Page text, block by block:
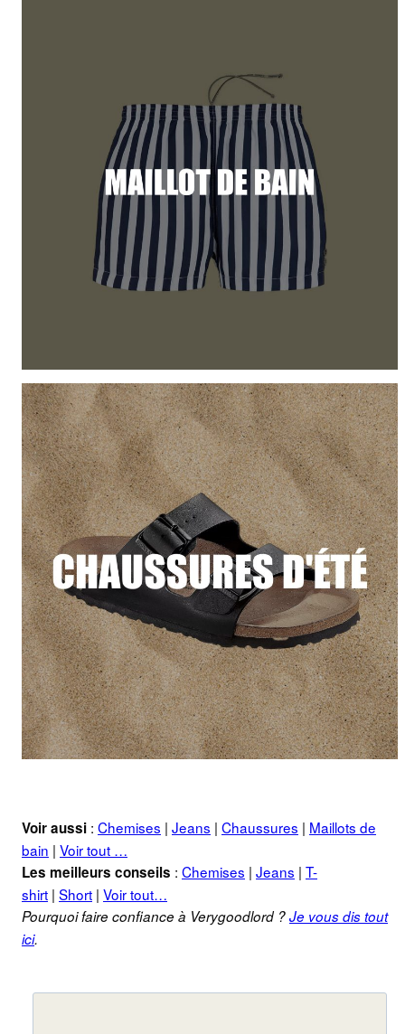
Voir aussi : Chemises | Jeans | Chaussures | Maillots de
bain | Voir tout …
Les meilleurs conseils : Chemises | Jeans | T-
shirt | Short | Voir tout…
Pourquoi faire confiance à Verygoodlord ?Je vous dis tout
ici.